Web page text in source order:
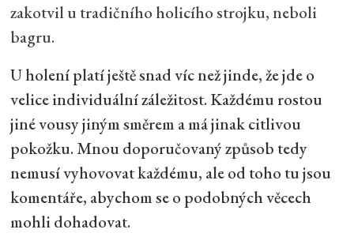
zakotvil u tradičního holicího strojku, neboli
bagru.
U holení platí ještě snad víc než jinde, že jde o
velice individuální záležitost. Každému rostou
jiné vousy jiným směrem a má jinak citlivou
pokožku. Mnou doporučovaný způsob tedy
nemusí vyhovovat každému, ale od toho tu jsou
komentáře, abychom se o podobných věcech
mohli dohadovat.